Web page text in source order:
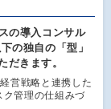
の導入コンサル
の独自の「型」
だきます。
営戦略と連携した
管理の仕組みづ